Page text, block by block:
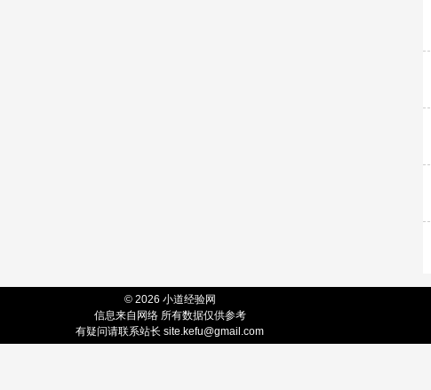
© 2026 小道经验网
信息来自网络 所有数据仅供参考
有疑问请联系站长 site.kefu@gmail.com